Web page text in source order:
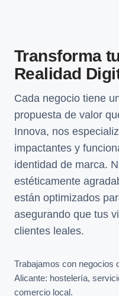
Transforma
Realidad
Cada negocio tiene
propuesta de valor
Innova, nos
impactantes y
identidad de marca.
estéticamente
están optimizados
asegurando que tus
clientes leales.
Trabajamos con negocios
Alicante: hostelería,
comercio local.